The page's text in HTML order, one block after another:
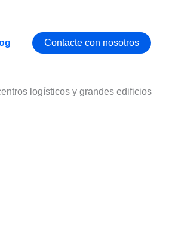
Contacte con nosotros
logísticos y grandes edificios